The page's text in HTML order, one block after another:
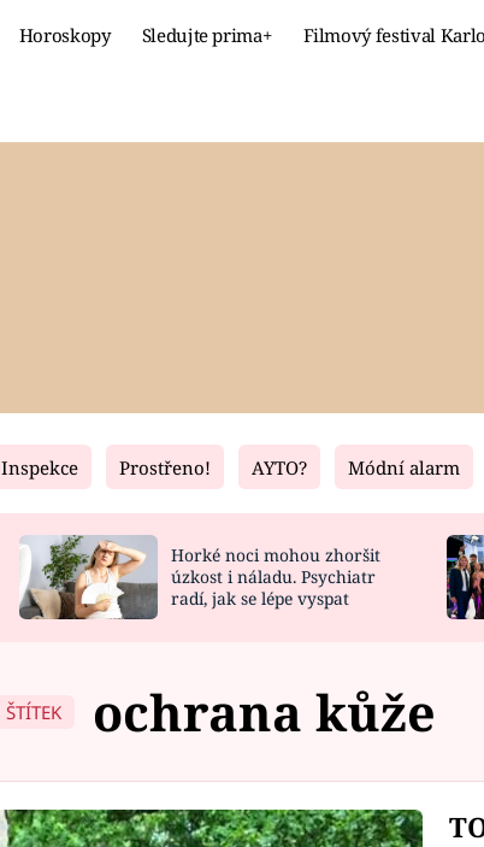
Horoskopy Sledujte prima+ Filmový festival
Fresh
NOVINKY
VIDEORECEPTY
Living
ZAHRADA
DESIGN
Inspekce Prostřeno! AYTO? Módní alarm
Horké noci mohou zhoršit
úzkost i náladu. Psychiatr
radí, jak se lépe vyspat
ŠTÍTEK ochrana kůže